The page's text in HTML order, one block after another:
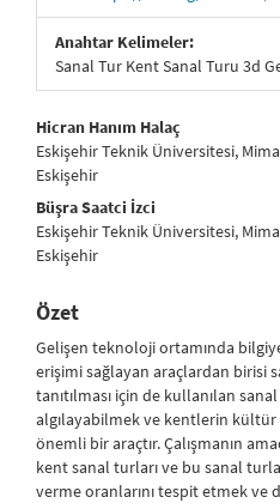
Anahtar Kelimeler:
Sanal Tur Kent Sanal Turu 3d
Hicran Hanım Halaç
Eskişehir Teknik Üniversitesi,
Eskişehir
Büşra Saatci İzci
Eskişehir Teknik Üniversitesi,
Eskişehir
Özet
Gelişen teknoloji ortamında
erişimi sağlayan araçlardan birisi
tanıtılması için de kullanılan
algılayabilmek ve kentlerin kültür
önemli bir araçtır. Çalışmanın
kent sanal turları ve bu sanal
verme oranlarını tespit etmek ve